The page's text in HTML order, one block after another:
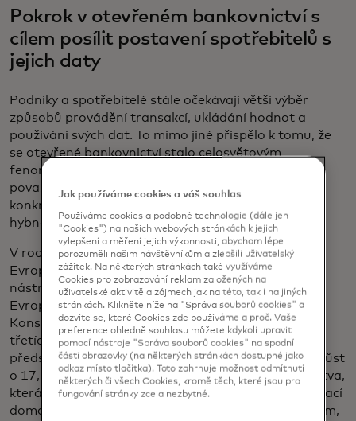
Pokrok v otevřeném bankovnictví s
cílem posílit postavení spotřebitelů s
jejich daty
Podniky a spotřebitelé stále očekávají větší výběr
způsobů provádění transakcí, ukládání hodnot a
používání svých dat. To mimo jiné přispělo k tomu, že
se otevřené bankovnictví stalo celosvětovým
fenoménem. Vývoj otevřeného bankovnictví je
považován za řešení, které se zrodilo v Evropě,
konkrétně na základě nařízení EU PSD2, a jehož
hybnou silou je vedení kontinentu.
V roce 2021 se zavádění otevřeného bankovnictví v
Evropě zrychlilo mimořádným tempem. Náš
nástroj
pro sledování otevřeného bankovnictvív
Evropě, který vznikl ve spolupráci se společností
Konsentus, odhalil, že celkový počet poskytovatelů
třetích stran na konci roku 2021 činil 529, což
představuje celkový nárůst o 79, tedy meziroční nárůst
o 17,5%. Pozoruhodnou dynamiku zaznamenala Litva,
která je nyní zemí s pátým nejvyšším počtem registrací
domácích třetích stran (26) za Spojeným královstvím,
Jak používáme cookies a váš souhlas
Používáme cookies a podobné technologie (dále jen
"Cookies") na našich webových stránkách k jejich
vylepšení a měření jejich výkonnosti, abychom lépe
porozuměli našim návštěvníkům a zlepšili uživatelský
zážitek. Na některých stránkách také využíváme
Cookies pro zobrazování reklam založených na
uživatelské aktivitě a zájmech jak na této, tak i na jiných
stránkách. Klikněte níže na "Správa souborů cookies" a
dozvíte se, které Cookies zde používáme a proč. Vaše
preference ohledně souhlasu můžete kdykoli upravit
pomocí nástroje "Správa souborů cookies" na spodní
části obrazovky (na některých stránkách dostupné jako
odkaz místo tlačítka). Toto zahrnuje možnost odmítnutí
některých či všech Cookies, kromě těch, které jsou pro
fungování stránky zcela nezbytné.